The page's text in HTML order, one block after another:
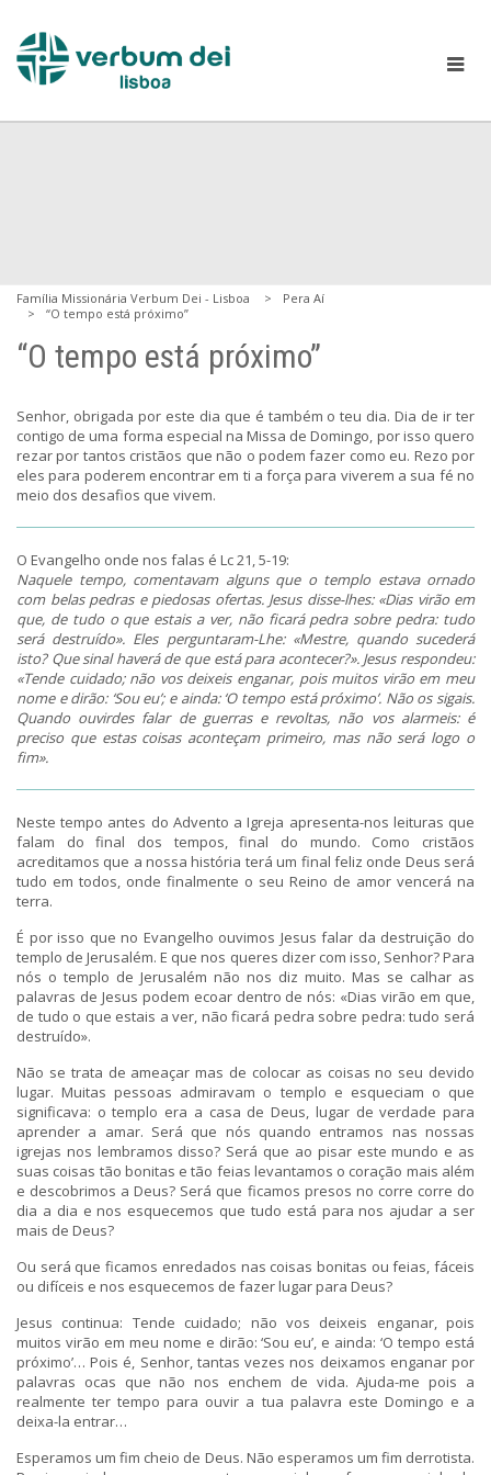
Família Missionária Verbum Dei - Lisboa
Pera Aí
“O tempo está próximo”
“O tempo está próximo”
Senhor, obrigada por este dia que é também o teu dia. Dia de ir ter
contigo de uma forma especial na Missa de Domingo, por isso quero
rezar por tantos cristãos que não o podem fazer como eu. Rezo por
eles para poderem encontrar em ti a força para viverem a sua fé no
meio dos desafios que vivem.
O Evangelho onde nos falas é Lc 21, 5-19:
Naquele tempo, comentavam alguns que o templo estava ornado
com belas pedras e piedosas ofertas. Jesus disse-lhes: «Dias virão em
que, de tudo o que estais a ver, não ficará pedra sobre pedra: tudo
será destruído». Eles perguntaram-Lhe: «Mestre, quando sucederá
isto? Que sinal haverá de que está para acontecer?». Jesus respondeu:
«Tende cuidado; não vos deixeis enganar, pois muitos virão em meu
nome e dirão: ‘Sou eu’; e ainda: ‘O tempo está próximo’. Não os sigais.
Quando ouvirdes falar de guerras e revoltas, não vos alarmeis: é
preciso que estas coisas aconteçam primeiro, mas não será logo o
fim».
Neste tempo antes do Advento a Igreja apresenta-nos leituras que
falam do final dos tempos, final do mundo. Como cristãos
acreditamos que a nossa história terá um final feliz onde Deus será
tudo em todos, onde finalmente o seu Reino de amor vencerá na
terra.
É por isso que no Evangelho ouvimos Jesus falar da destruição do
templo de Jerusalém. E que nos queres dizer com isso, Senhor? Para
nós o templo de Jerusalém não nos diz muito. Mas se calhar as
palavras de Jesus podem ecoar dentro de nós: «Dias virão em que,
de tudo o que estais a ver, não ficará pedra sobre pedra: tudo será
destruído».
Não se trata de ameaçar mas de colocar as coisas no seu devido
lugar. Muitas pessoas admiravam o templo e esqueciam o que
significava: o templo era a casa de Deus, lugar de verdade para
aprender a amar. Será que nós quando entramos nas nossas
igrejas nos lembramos disso? Será que ao pisar este mundo e as
suas coisas tão bonitas e tão feias levantamos o coração mais além
e descobrimos a Deus? Será que ficamos presos no corre corre do
dia a dia e nos esquecemos que tudo está para nos ajudar a ser
mais de Deus?
Ou será que ficamos enredados nas coisas bonitas ou feias, fáceis
ou difíceis e nos esquecemos de fazer lugar para Deus?
Jesus continua: Tende cuidado; não vos deixeis enganar, pois
muitos virão em meu nome e dirão: ‘Sou eu’, e ainda: ‘O tempo está
próximo’… Pois é, Senhor, tantas vezes nos deixamos enganar por
palavras ocas que não nos enchem de vida. Ajuda-me pois a
realmente ter tempo para ouvir a tua palavra este Domingo e a
deixa-la entrar…
Esperamos um fim cheio de Deus. Não esperamos um fim derrotista.